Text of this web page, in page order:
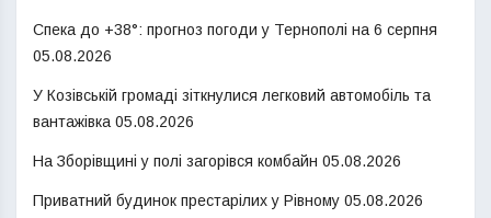
Спека до +38°: прогноз погоди у Тернополі на 6 серпня
05.08.2026
У Козівській громаді зіткнулися легковий автомобіль та
вантажівка 05.08.2026
На Зборівщині у полі загорівся комбайн 05.08.2026
Приватний будинок престарілих у Рівному 05.08.2026